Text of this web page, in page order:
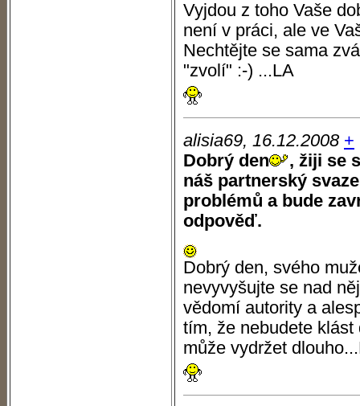
Vyjdou z toho Vaše
není v práci, ale ve
Nechtějte se sama
"zvolí" :-) ...LA
alisia69, 16.12.2008 +
Dobrý den
, žiji se
náš partnerský
problémů a bude
odpověď.
Dobrý den, svého
nevyvyšujte se nad
vědomí autority a
tím, že nebudete
může vydržet